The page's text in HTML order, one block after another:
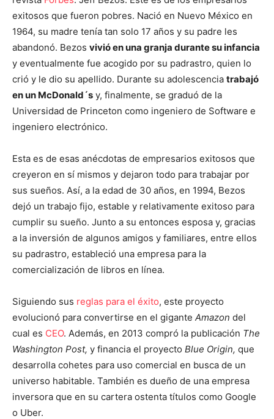
exitosos que fueron pobres. Nació en Nuevo México en
1964, su madre tenía tan solo 17 años y su padre les
abandonó. Bezos vivió en una granja durante su infancia
y eventualmente fue acogido por su padrastro, quien lo
crió y le dio su apellido. Durante su adolescencia trabajó
en un McDonald´s y, finalmente, se graduó de la
Universidad de Princeton como ingeniero de Software e
ingeniero electrónico.
Esta es de esas anécdotas de empresarios exitosos que
creyeron en sí mismos y dejaron todo para trabajar por
sus sueños. Así, a la edad de 30 años, en 1994, Bezos
dejó un trabajo fijo, estable y relativamente exitoso para
cumplir su sueño. Junto a su entonces esposa y, gracias
a la inversión de algunos amigos y familiares, entre ellos
su padrastro, estableció una empresa para la
comercialización de libros en línea.
Siguiendo sus reglas para el éxito, este proyecto
evolucionó para convertirse en el gigante Amazon del
cual es CEO. Además, en 2013 compró la publicación The
Washington Post, y financia el proyecto Blue Origin, que
desarrolla cohetes para uso comercial en busca de un
universo habitable. También es dueño de una empresa
inversora que en su cartera ostenta títulos como Google
o Uber.